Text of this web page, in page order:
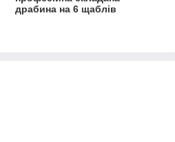
драбина на 6 щаблів